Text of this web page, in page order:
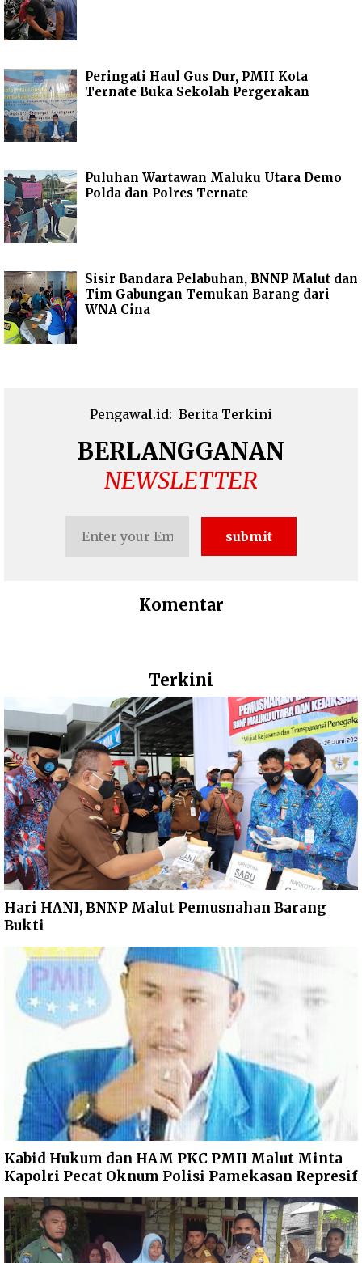
Peringati Haul Gus Dur, PMII Kota
Ternate Buka Sekolah Pergerakan
Puluhan Wartawan Maluku Utara Demo
Polda dan Polres Ternate
Sisir Bandara Pelabuhan, BNNP Malut dan
Tim Gabungan Temukan Barang dari
WNA Cina
Pengawal.id: Berita Terkini
BERLANGGANAN
NEWSLETTER
Komentar
Terkini
Hari HANI, BNNP Malut Pemusnahan Barang
Bukti
Kabid Hukum dan HAM PKC PMII Malut Minta
Kapolri Pecat Oknum Polisi Pamekasan Represif